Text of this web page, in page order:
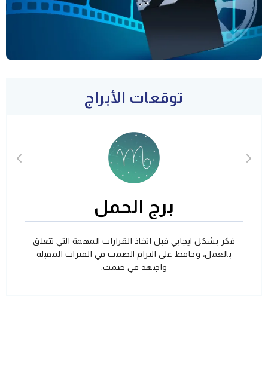
توقعات الأبراج
برج الحمل
فكر بشكل ايجابي قبل اتخاذ القرارات المهمة التي تتعلق
بالعمل، وحافظ على التزام الصمت في الفترات المقبلة
واجتهد في صمت.